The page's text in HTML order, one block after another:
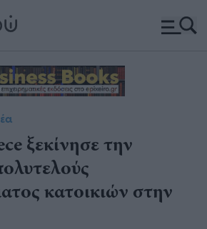
ξεκίνησε την
κατοικιών στην